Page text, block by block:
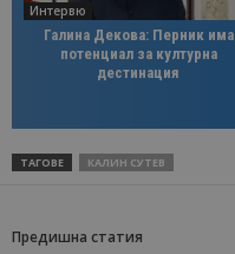
Интервю
Галина Декова: Перник има
потенциал за културна
дестинация
ТАГОВЕ КАЛИН СУТЕВ
Предишна статия